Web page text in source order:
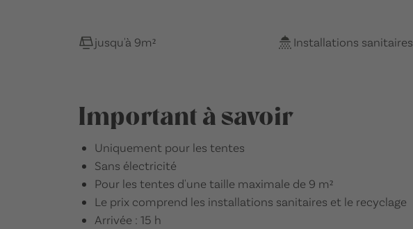
jusqu'à 9m² Installations sanitaires
Important à savoir
Uniquement pour les tentes
Sans électricité
Pour les tentes d'une taille maximale de 9 m²
Le prix comprend les installations sanitaires et le recyclage
Arrivée : 15 h